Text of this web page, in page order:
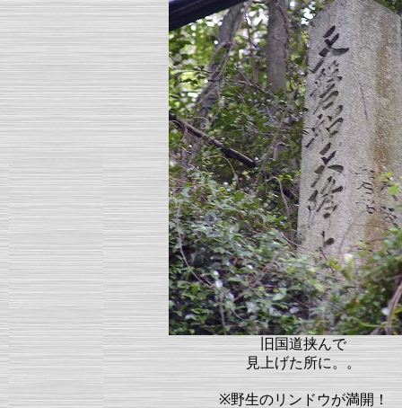
旧国道挟んで
見上げた所に。。
※野生のリンドウが満開！